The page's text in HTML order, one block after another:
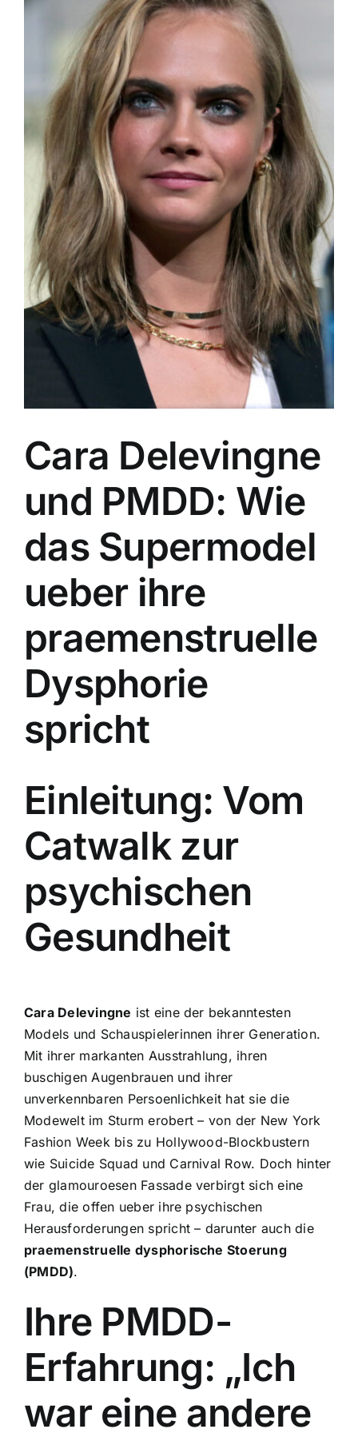
Cara Delevingne
und PMDD: Wie
das Supermodel
ueber ihre
praemenstruelle
Dysphorie
spricht
Einleitung: Vom
Catwalk zur
psychischen
Gesundheit
Cara Delevingne ist eine der bekanntesten
Models und Schauspielerinnen ihrer Generation.
Mit ihrer markanten Ausstrahlung, ihren
buschigen Augenbrauen und ihrer
unverkennbaren Persoenlichkeit hat sie die
Modewelt im Sturm erobert – von der New York
Fashion Week bis zu Hollywood-Blockbustern
wie Suicide Squad und Carnival Row. Doch hinter
der glamouroesen Fassade verbirgt sich eine
Frau, die offen ueber ihre psychischen
Herausforderungen spricht – darunter auch die
praemenstruelle dysphorische Stoerung
(PMDD).
Ihre PMDD-
Erfahrung: „Ich
war eine andere